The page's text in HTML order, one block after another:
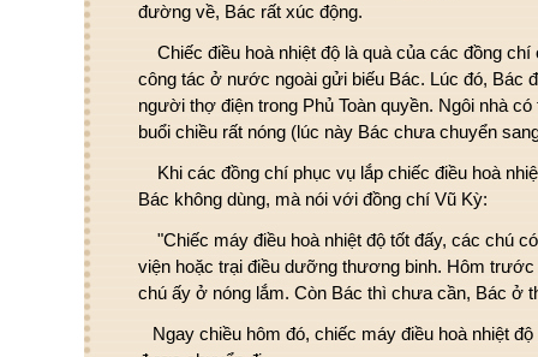
đường về, Bác rất xúc động.
Chiếc điều hoà nhiệt độ là quà của các đồng chí
công tác ở nước ngoài gửi biếu Bác. Lúc đó, Bác
người thợ điện trong Phủ Toàn quyền. Ngôi nhà
buổi chiều rất nóng (lúc này Bác chưa chuyển
Khi các đồng chí phục vụ lắp chiếc điều hoà
Bác không dùng, mà nói với đồng chí Vũ Kỳ:
"Chiếc máy điều hoà nhiệt độ tốt đấy, các chú
viện hoặc trại điều dưỡng thương binh. Hôm
chú ấy ở nóng lắm. Còn Bác thì chưa cần, Bác ở
Ngay chiều hôm đó, chiếc máy điều hoà nhiệt